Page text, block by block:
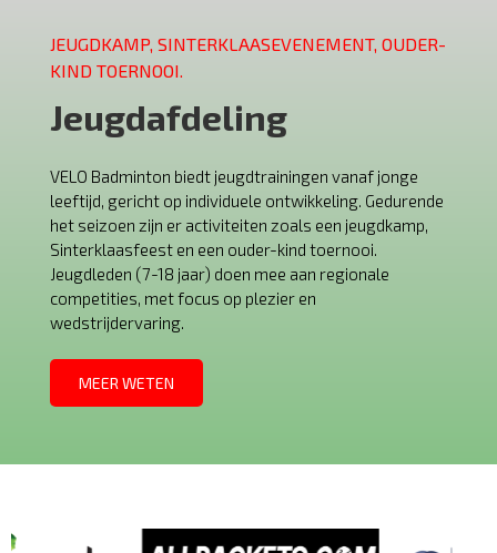
JEUGDKAMP, SINTERKLAASEVENEMENT, OUDER-
KIND TOERNOOI.
Jeugdafdeling
VELO Badminton biedt jeugdtrainingen vanaf jonge
leeftijd, gericht op individuele ontwikkeling. Gedurende
het seizoen zijn er activiteiten zoals een jeugdkamp,
Sinterklaasfeest en een ouder-kind toernooi.
Jeugdleden (7-18 jaar) doen mee aan regionale
competities, met focus op plezier en
wedstrijdervaring.
MEER WETEN